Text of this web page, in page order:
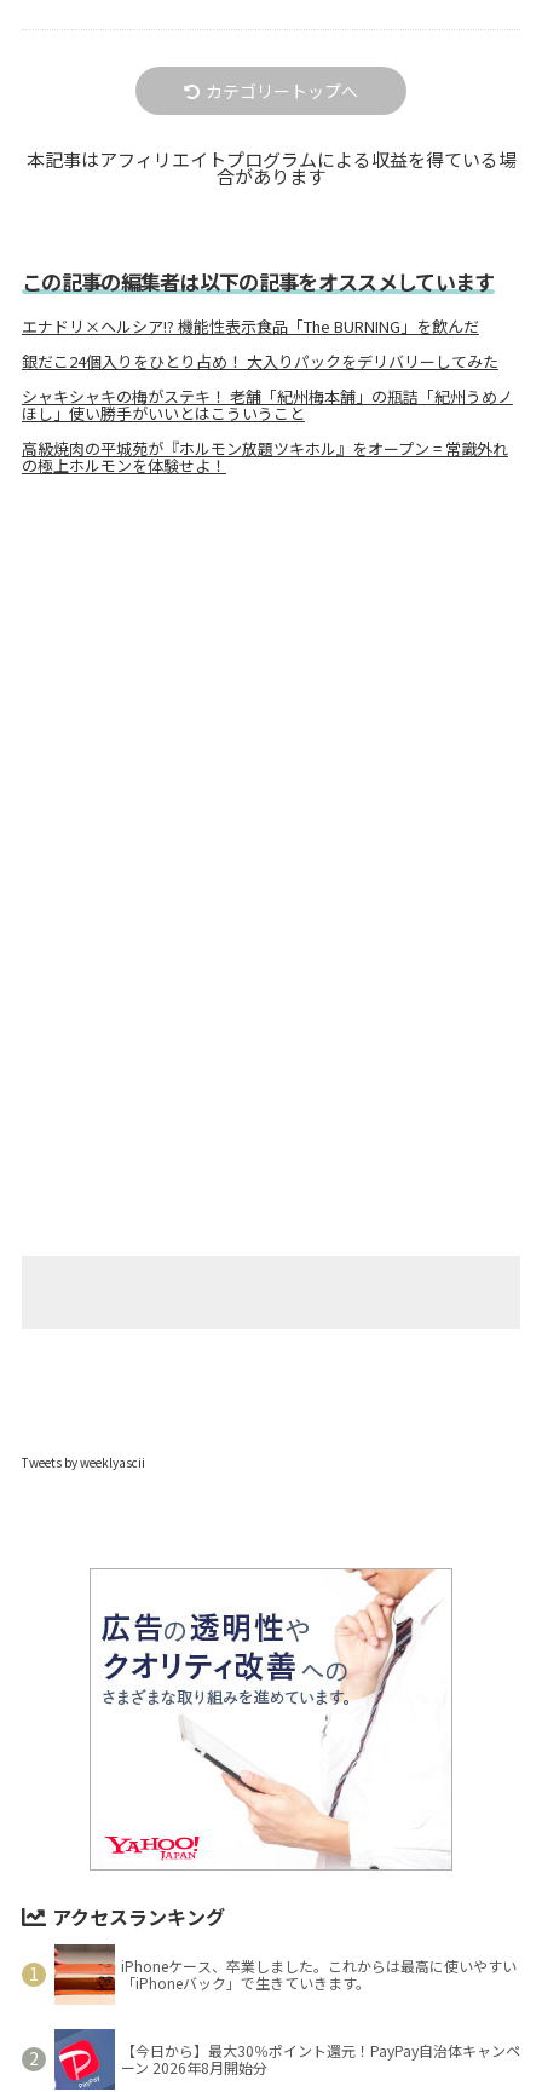
カテゴリートップへ
本記事はアフィリエイトプログラムによる収益を得ている場
合があります
この記事の編集者は以下の記事をオススメしています
エナドリ×ヘルシア!? 機能性表示食品「The BURNING」を飲んだ
銀だこ24個入りをひとり占め！ 大入りパックをデリバリーしてみた
シャキシャキの梅がステキ！ 老舗「紀州梅本舗」の瓶詰「紀州うめノ
ほし」使い勝手がいいとはこういうこと
高級焼肉の平城苑が『ホルモン放題ツキホル』をオープン = 常識外れ
の極上ホルモンを体験せよ！
Tweets by weeklyascii
アクセスランキング
iPhoneケース、卒業しました。これからは最高に使いやすい
「iPhoneバック」で生きていきます。
【今日から】最大30％ポイント還元！PayPay自治体キャンペ
ーン 2026年8月開始分